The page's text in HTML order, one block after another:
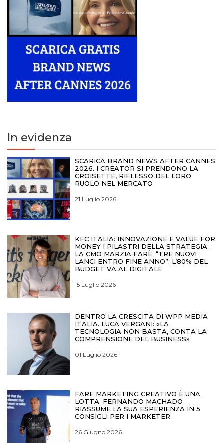
In evidenza
SCARICA BRAND NEWS AFTER CANNES
2026. I CREATOR SI PRENDONO LA
CROISETTE, RIFLESSO DEL LORO
RUOLO NEL MERCATO
21 Luglio 2026
KFC ITALIA: INNOVAZIONE E VALUE FOR
MONEY I PILASTRI DELLA STRATEGIA.
LA CMO MARZIA FARÈ: “TRE NUOVI
LANCI ENTRO FINE ANNO”. L’80% DEL
BUDGET VA AL DIGITALE
15 Luglio 2026
DENTRO LA CRESCITA DI WPP MEDIA
ITALIA. LUCA VERGANI: «LA
TECNOLOGIA NON BASTA, CONTA LA
COMPRENSIONE DEL BUSINESS»
01 Luglio 2026
FARE MARKETING CREATIVO È UNA
LOTTA. FERNANDO MACHADO
RIASSUME LA SUA ESPERIENZA IN 5
CONSIGLI PER I MARKETER
26 Giugno 2026